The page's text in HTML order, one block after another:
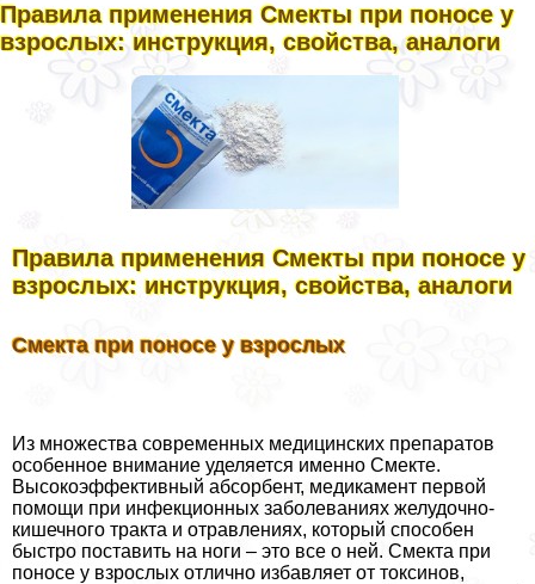
Правила применения Смекты при поносе у
взрослых: инструкция, свойства, аналоги
Правила применения Смекты при поносе у
взрослых: инструкция, свойства, аналоги
Смекта при поносе у взрослых
Из множества современных медицинских препаратов
особенное внимание уделяется именно Смекте.
Высокоэффективный абсорбент, медикамент первой
помощи при инфекционных заболеваниях желудочно-
кишечного тpaкта и отравлениях, который способен
быстро поставить на ноги – это все о ней. Смекта при
поносе у взрослых отлично избавляет от токсинов,